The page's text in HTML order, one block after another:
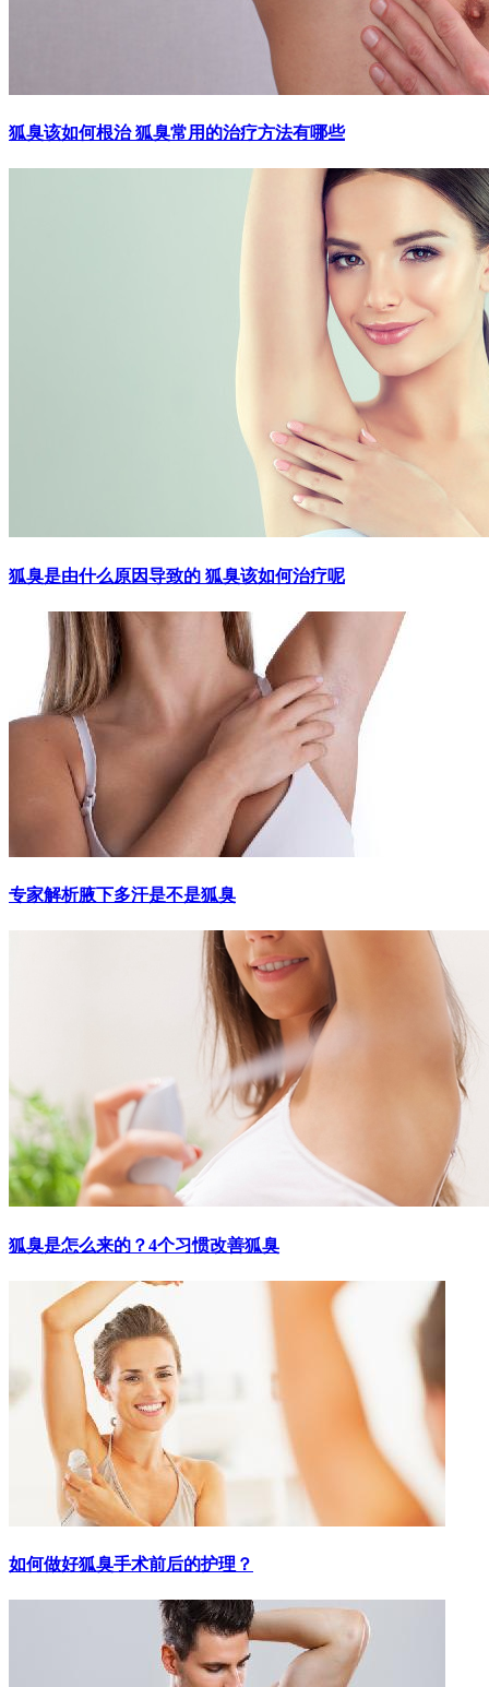
狐臭该如何根治 狐臭常用的治疗方法有哪些
狐臭是由什么原因导致的 狐臭该如何治疗呢
专家解析腋下多汗是不是狐臭
狐臭是怎么来的？4个习惯改善狐臭
如何做好狐臭手术前后的护理？